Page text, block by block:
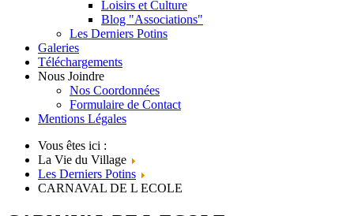
Loisirs et Culture
Blog "Associations"
Les Derniers Potins
Galeries
Téléchargements
Nous Joindre
Nos Coordonnées
Formulaire de Contact
Mentions Légales
Vous êtes ici :
La Vie du Village
Les Derniers Potins
CARNAVAL DE L ECOLE